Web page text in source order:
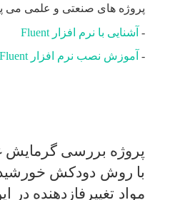
پروژه های صنعتی و علمی می
- آشنایی با نرم افزار Fluent
- آموزش نصب نرم افزار Fluent
پروژه بررسی گرمایش
با روش دودکش
مواد تغییرفاز‌دهنده در